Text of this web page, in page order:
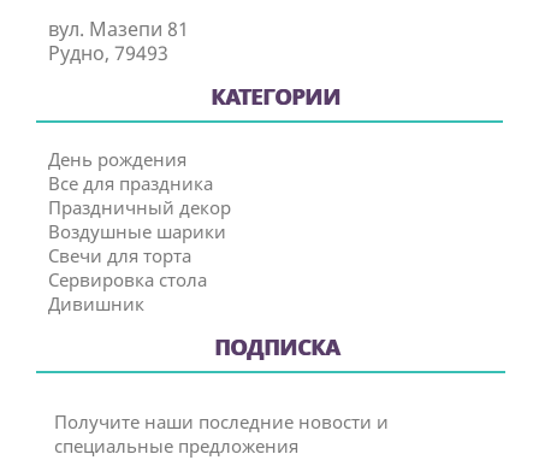
вул. Мазепи 81
Рудно, 79493
КАТЕГОРИИ
День рождения
Все для праздника
Праздничный декор
Воздушные шарики
Свечи для торта
Сервировка стола
Дивишник
ПОДПИСКА
Получите наши последние новости и
специальные предложения